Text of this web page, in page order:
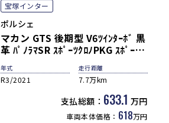
宝塚インター
ポルシェ
マカン GTS 後期型 V6ﾂｲﾝﾀｰﾎﾞ 黒
革 ﾊﾟﾉﾗﾏSR ｽﾎﾟｰﾂｸﾛﾉPKG ｽﾎﾟｰﾂｴ
8WAY LCA LDW PCMﾅﾋﾞ 360°ｶﾒ
ﾗ 電動Rｹﾞｰﾄ 純正20AW ﾚｯﾄﾞｷｬﾘ
ﾊﾟｰ 禁煙 正規D車
年式
R3/2021
走行距離
7.7万km
支払総額： 633.1 万円
車両本体価格： 618万円